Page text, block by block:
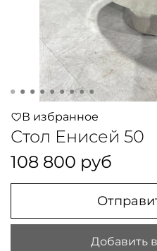
В избранное
Стол Енисей 50
108 800 руб
Добавить